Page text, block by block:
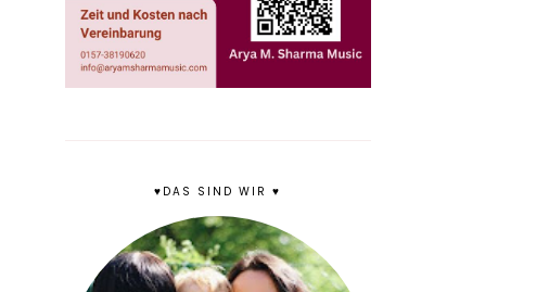
♥DAS SIND WIR ♥